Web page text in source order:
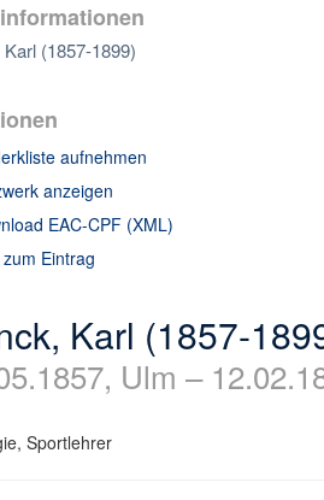
(1857-1899)
aufnehmen
anzeigen
EAC-CPF (XML)
Eintrag
Karl (1857-
Ulm –
Sportlehrer